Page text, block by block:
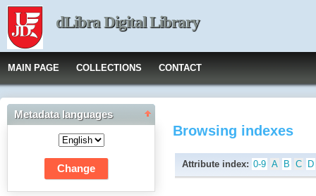
dLibra Digital Library
MAIN PAGE COLLECTIONS CONTACT
Metadata languages
Browsing indexes
Attribute index: 0-9 A B C D